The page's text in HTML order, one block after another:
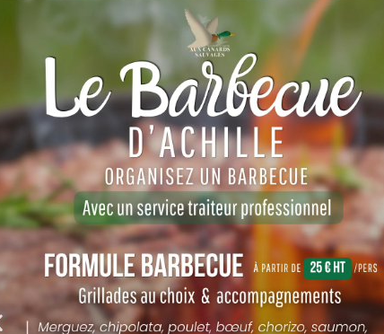
de produit
de direction
lendemain pour les urgences
Pour les
- Mariages (du brunch
- Anniversaires, baby-
- Réceptions familiales
- Événements sur-mesure
dégustations, apéritifs